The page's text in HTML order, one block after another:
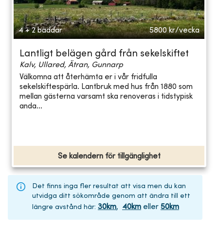
4 + 2 bäddar 5800 kr/vecka
Lantligt belägen gård från sekelskiftet
Kalv, Ullared, Ätran, Gunnarp
Välkomna att återhämta er i vår fridfulla
sekelskiftespärla. Lantbruk med hus från 1880 som
mellan gästerna varsamt ska renoveras i tidstypisk
anda...
Se kalendern för tillgänglighet
Det finns inga fler resultat att visa men du kan
utvidga ditt sökområde genom att ändra till ett
längre avstånd här: 30km, 40km eller 50km